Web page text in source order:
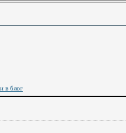
в блог